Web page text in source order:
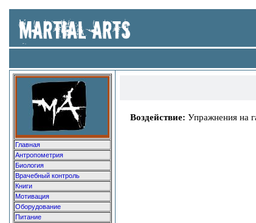
Главная
Антропометрия
Биология
Врачебный контроль
Книги
Мотивация
Оборудование
Питание
Воздействие: Упражнения на